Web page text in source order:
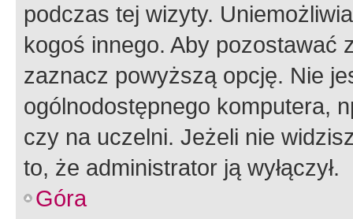
podczas tej wizyty.
kogoś innego. Aby pozostawać
zaznacz powyższą opcję. Nie
ogólnodostępnego komputera,
czy na uczelni. Jeżeli nie
to, że administrator ją wyłączył.
Góra